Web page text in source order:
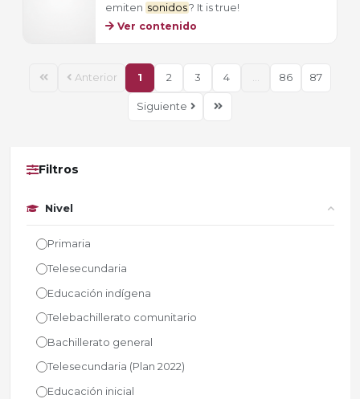
emiten sonidos? It is true!
Ver contenido
Anterior 1 2 3 4 ... 86 87
Siguiente
Filtros
Nivel
Primaria
Telesecundaria
Educación indígena
Telebachillerato comunitario
Bachillerato general
Telesecundaria (Plan 2022)
Educación inicial